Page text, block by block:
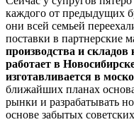
каждого от предыдущих
они всей семьей
поставки в партнерские
производства и
работает в
изготавливается в
ближайших планах
рынки и разрабатывать
основе забытых